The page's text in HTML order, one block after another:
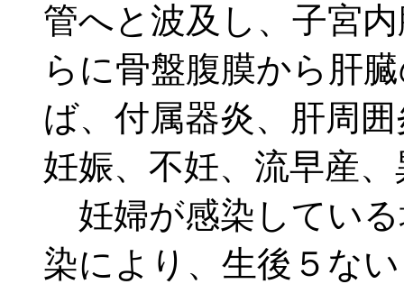
管へと波及し、子宮
らに骨盤腹膜から肝
ば、付属器炎、肝周
妊娠、不妊、流早産
妊婦が感染してい
染により、生後５な